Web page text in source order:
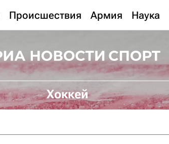
Происшествия Армия Наука
Хоккей